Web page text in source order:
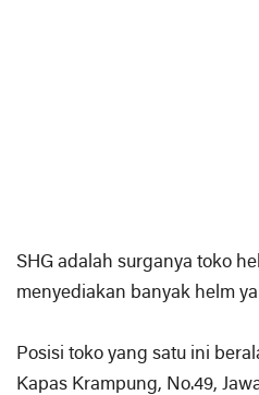
SHG adalah surganya toko
menyediakan banyak helm
Posisi toko yang satu ini
Kapas Krampung, No.49,